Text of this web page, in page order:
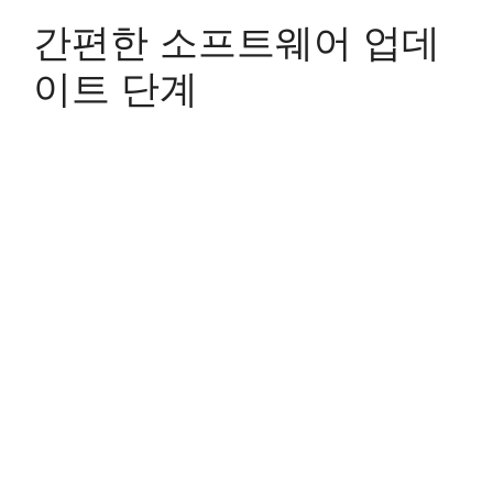
간편한 소프트웨어 업데
이트 단계